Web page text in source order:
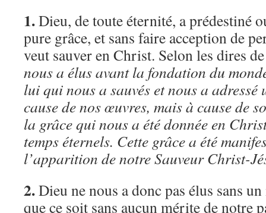
1.Dieu, de toute éternité, a prédestiné
pure grâce, et sans faire acception de
veut sauver en Christ. Selon les dires
nous a élus avant la fondation du
lui qui nous a sauvés et nous a
cause de nos œuvres, mais à cause de
la grâce qui nous a été donnée en
temps éternels. Cette grâce a été
l’apparition de notre Sauveur Christ-
2.Dieu ne nous a donc pas élus sans
que ce soit sans aucun mérite de notre